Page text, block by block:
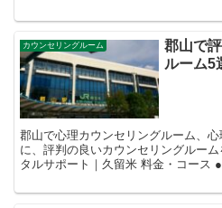
カウンセリングルーム
郡山で
ルーム5
郡山で心理カウンセリングルーム、
に、評判の良いカウンセリングルー
タルサポート｜久留米 料金・コース ●個人面談・家族相談 初回60分